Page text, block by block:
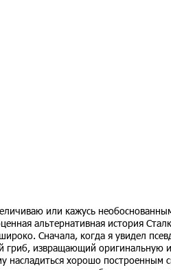
или кажусь
альтернативная история
Сначала, когда я увидел
гриб, извращающий оригинальную
насладиться хорошо построенным